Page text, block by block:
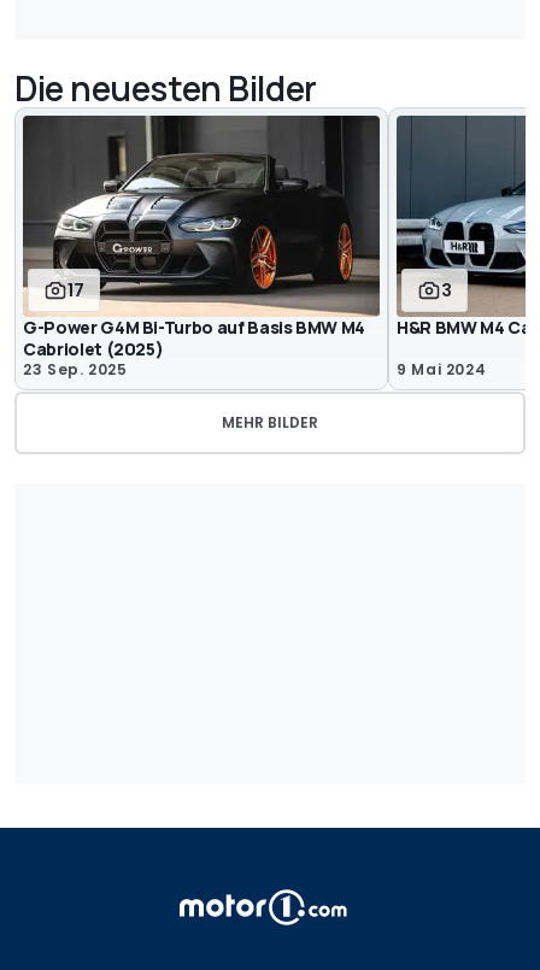
Die neuesten Bilder
17
G-Power G4M Bi-Turbo auf Basis BMW M4
Cabriolet (2025)
23 Sep. 2025
3
H&R BMW M4
9 Mai 2024
MEHR BILDER